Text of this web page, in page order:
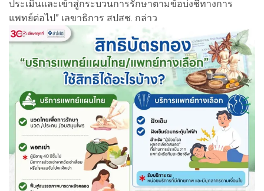
ประเมินและเข้าสู่กระบวนการรักษาตามข้อบ่งชี้ทางการ
แพทย์ต่อไป” เลขาธิการ สปสช. กล่าว